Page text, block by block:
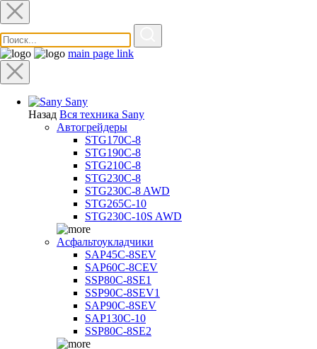
main page link
Sany
Назад Вся техника Sany
Автогрейдеры
STG170C-8
STG190C-8
STG210C-8
STG230C-8
STG230C-8 AWD
STG265C-10
STG230C-10S AWD
Асфальтоукладчики
SAP45С-8SEV
SAP60C-8CEV
SSP80C-8SE1
SSP90C-8SEV1
SAP90C-8SEV
SAP130C-10
SSP80C-8SE2